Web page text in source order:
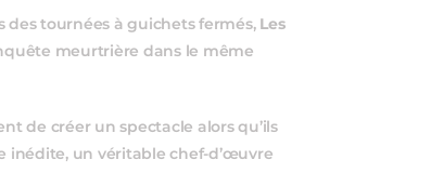
des tournées à guichets fermés, Les
meurtrière dans le même
de créer un spectacle alors qu’ils
inédite, un véritable chef-d’œuvre